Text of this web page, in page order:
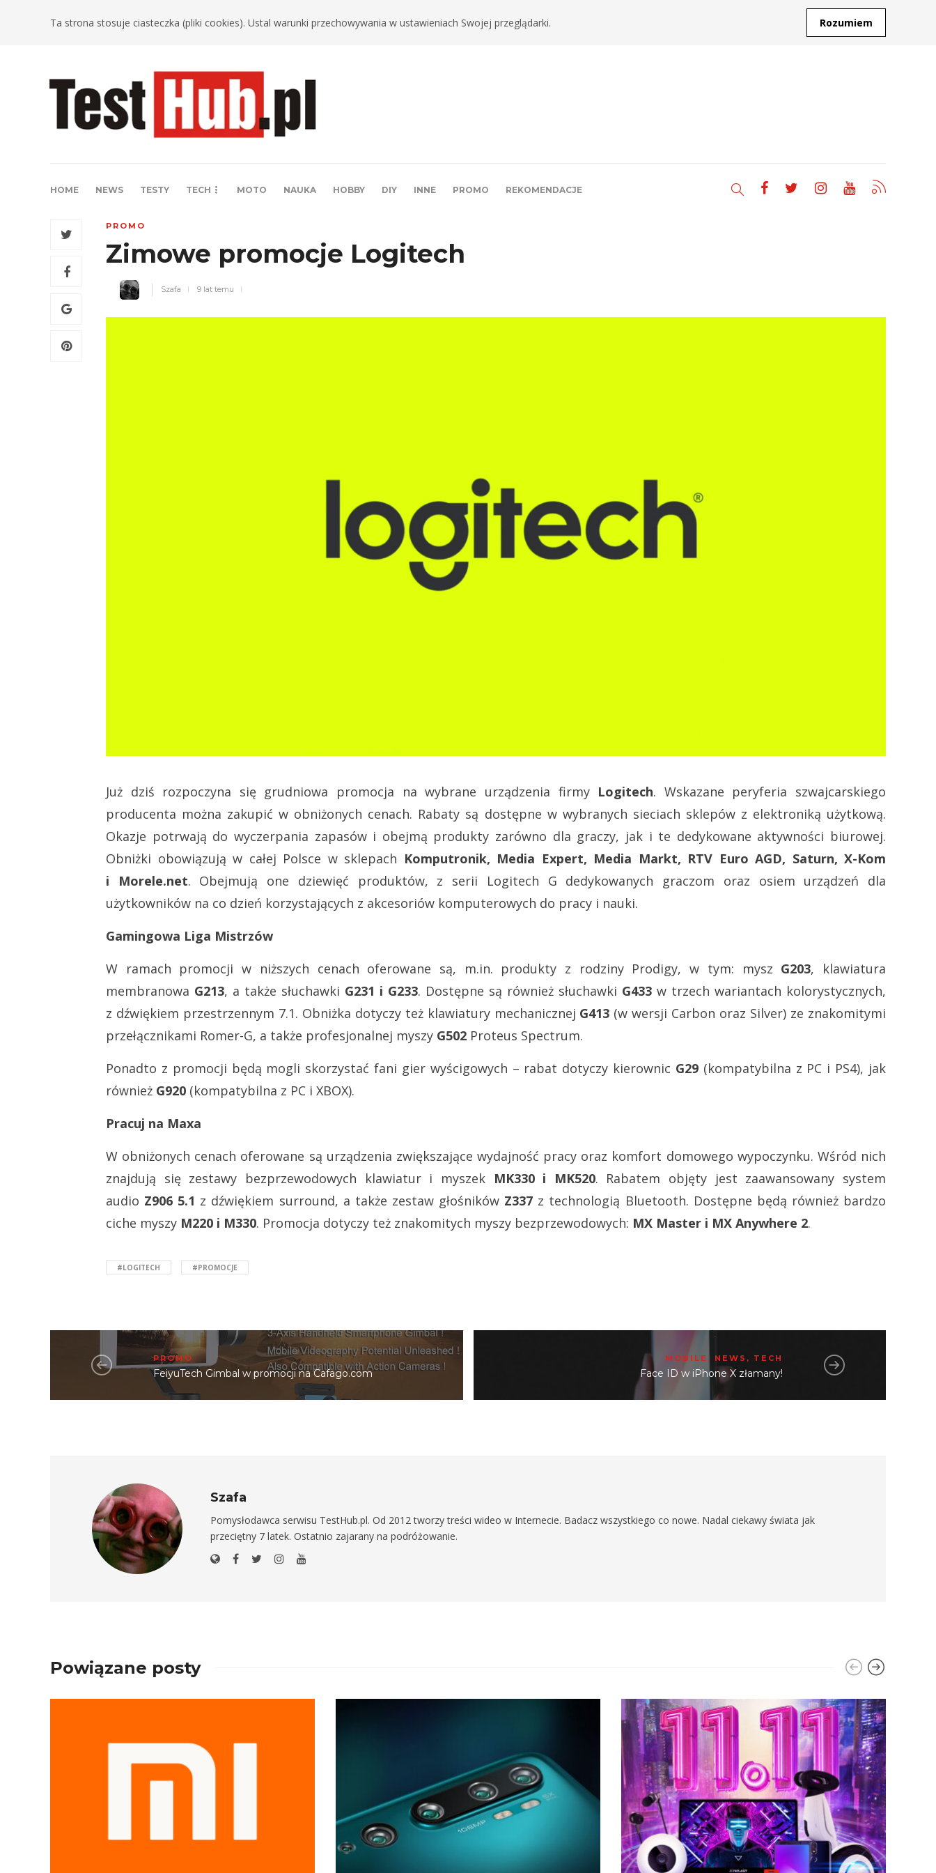
Ta strona stosuje ciasteczka (pliki cookies). Ustal warunki przechowywania w ustawieniach Swojej przeglądarki. Rozumiem
HOME NEWS TESTY TECH MOTO NAUKA HOBBY DIY INNE PROMO REKOMENDACJE
PROMO
Zimowe promocje Logitech
Szafa 9 lat temu
Już dziś rozpoczyna się grudniowa promocja na wybrane urządzenia firmy Logitech. Wskazane peryferia szwajcarskiego
producenta można zakupić w obniżonych cenach. Rabaty są dostępne w wybranych sieciach sklepów z elektroniką użytkową.
Okazje potrwają do wyczerpania zapasów i obejmą produkty zarówno dla graczy, jak i te dedykowane aktywności biurowej.
Obniżki obowiązują w całej Polsce w sklepach Komputronik, Media Expert, Media Markt, RTV Euro AGD, Saturn, X-Kom
i Morele.net. Obejmują one dziewięć produktów, z serii Logitech G dedykowanych graczom oraz osiem urządzeń dla
użytkowników na co dzień korzystających z akcesoriów komputerowych do pracy i nauki.
Gamingowa Liga Mistrzów
W ramach promocji w niższych cenach oferowane są, m.in. produkty z rodziny Prodigy, w tym: mysz G203, klawiatura
membranowa G213, a także słuchawki G231 i G233. Dostępne są również słuchawki G433 w trzech wariantach kolorystycznych,
z dźwiękiem przestrzennym 7.1. Obniżka dotyczy też klawiatury mechanicznej G413 (w wersji Carbon oraz Silver) ze znakomitymi
przełącznikami Romer-G, a także profesjonalnej myszy G502 Proteus Spectrum.
Ponadto z promocji będą mogli skorzystać fani gier wyścigowych – rabat dotyczy kierownic G29(kompatybilna z PC i PS4), jak
również G920 (kompatybilna z PC i XBOX).
Pracuj na Maxa
W obniżonych cenach oferowane są urządzenia zwiększające wydajność pracy oraz komfort domowego wypoczynku. Wśród nich
znajdują się zestawy bezprzewodowych klawiatur i myszek MK330 i MK520. Rabatem objęty jest zaawansowany system
audio Z906 5.1 z dźwiękiem surround, a także zestaw głośników Z337 z technologią Bluetooth. Dostępne będą również bardzo
ciche myszy M220 i M330. Promocja dotyczy też znakomitych myszy bezprzewodowych: MX Master i MX Anywhere 2.
#LOGITECH #PROMOCJE
PROMO
FeiyuTech Gimbal w promocji na Cafago.com
MOBILE , NEWS , TECH
Face ID w iPhone X złamany!
Szafa
Pomysłodawca serwisu TestHub.pl. Od 2012 tworzy treści wideo w Internecie. Badacz wszystkiego co nowe. Nadal ciekawy świata jak
przeciętny 7 latek. Ostatnio zajarany na podróżowanie.
Powiązane posty